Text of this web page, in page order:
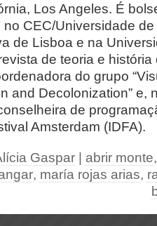
Los Angeles. É
CEC/Universidade
de Lisboa e na
de teoria e
do grupo
and Decolonization” e,
de
Amsterdam (IDFA).
Gaspar abrir monte
, maría rojas arias,